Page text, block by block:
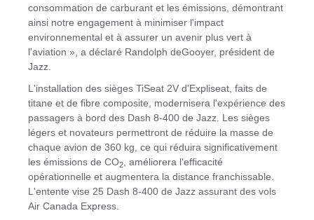
consommation de carburant et les émissions, démontrant
ainsi notre engagement à minimiser l'impact
environnemental et à assurer un avenir plus vert à
l'aviation », a déclaré Randolph deGooyer, président de
Jazz.
L'installation des sièges TiSeat 2V d'Expliseat, faits de
titane et de fibre composite, modernisera l'expérience des
passagers à bord des Dash 8-400 de Jazz. Les sièges
légers et novateurs permettront de réduire la masse de
chaque avion de 360 kg, ce qui réduira significativement
les émissions de CO2
, améliorera l'efficacité
opérationnelle et augmentera la distance franchissable.
L'entente vise 25 Dash 8-400 de Jazz assurant des vols
Air Canada Express.